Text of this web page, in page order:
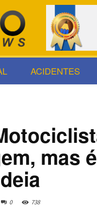
ACIDENTES
mas
0 738